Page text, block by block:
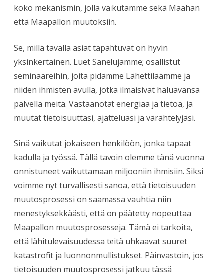
koko mekanismin, jolla vaikutamme sekä Maahan
että Maapallon muutoksiin.
Se, millä tavalla asiat tapahtuvat on hyvin
yksinkertainen. Luet Sanelujamme; osallistut
seminaareihin, joita pidämme Lähettiläämme ja
niiden ihmisten avulla, jotka ilmaisivat haluavansa
palvella meitä. Vastaanotat energiaa ja tietoa, ja
muutat tietoisuuttasi, ajatteluasi ja värähtelyjäsi.
Sinä vaikutat jokaiseen henkilöön, jonka tapaat
kadulla ja työssä. Tällä tavoin olemme tänä vuonna
onnistuneet vaikuttamaan miljooniin ihmisiin. Siksi
voimme nyt turvallisesti sanoa, että tietoisuuden
muutosprosessi on saamassa vauhtia niin
menestyksekkäästi, että on päätetty nopeuttaa
Maapallon muutosprosesseja. Tämä ei tarkoita,
että lähitulevaisuudessa teitä uhkaavat suuret
katastrofit ja luonnonmullistukset. Päinvastoin, jos
tietoisuuden muutosprosessi jatkuu tässä